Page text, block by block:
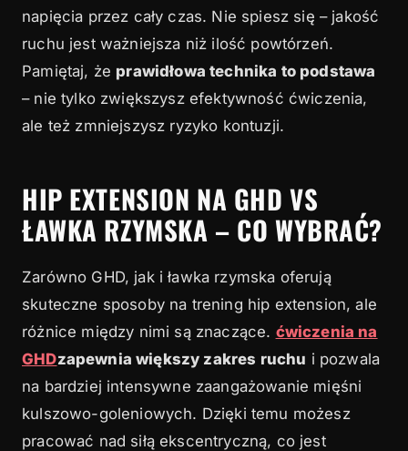
napięcia przez cały czas. Nie spiesz się – jakość
ruchu jest ważniejsza niż ilość powtórzeń.
Pamiętaj, że prawidłowa technika to podstawa
– nie tylko zwiększysz efektywność ćwiczenia,
ale też zmniejszysz ryzyko kontuzji.
HIP EXTENSION NA GHD VS
ŁAWKA RZYMSKA – CO WYBRAĆ?
Zarówno GHD, jak i ławka rzymska oferują
skuteczne sposoby na trening hip extension, ale
różnice między nimi są znaczące. ćwiczenia na
GHDzapewnia większy zakres ruchu i pozwala
na bardziej intensywne zaangażowanie mięśni
kulszowo-goleniowych. Dzięki temu możesz
pracować nad siłą ekscentryczną, co jest